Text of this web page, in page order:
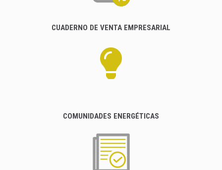
CUADERNO DE VENTA EMPRESARIAL
COMUNIDADES ENERGÉTICAS